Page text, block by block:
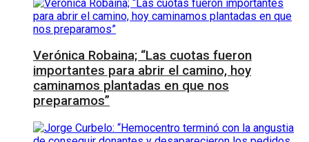
Verónica Robaina; “Las cuotas fueron
importantes para abrir el camino, hoy
caminamos plantadas en que nos
preparamos”